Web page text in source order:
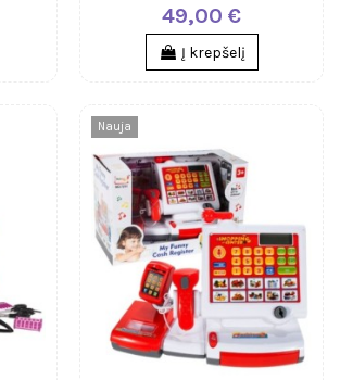
49,00 €
Į krepšelį
Nauja